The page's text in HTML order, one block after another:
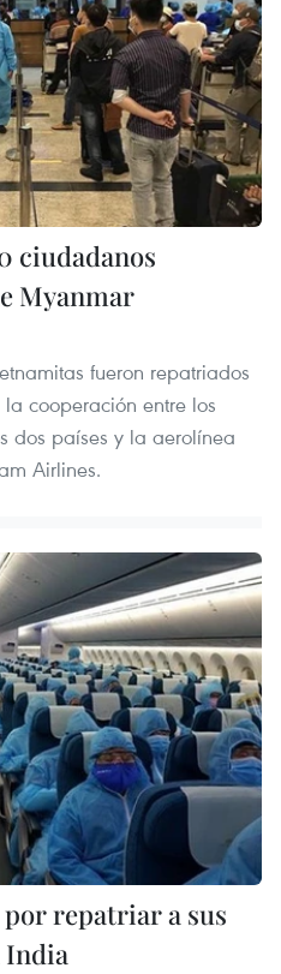
ciudadanos
Myanmar
fueron repatriados
cooperación entre los
dos países y la aerolínea
Airlines.
repatriar a sus
India